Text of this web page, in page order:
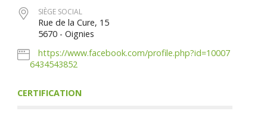
SIÈGE SOCIAL
Rue de la Cure, 15
5670 - Oignies
https://www.facebook.com/profile.php?id=10007
6434543852
CERTIFICATION